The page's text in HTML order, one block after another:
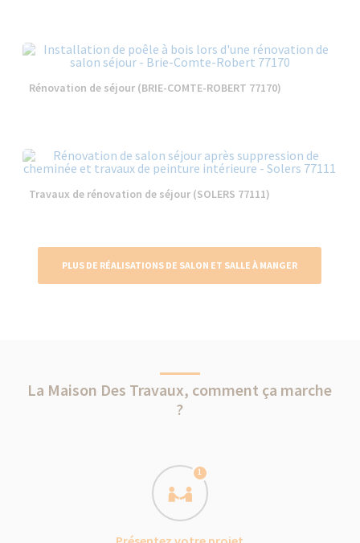
Rénovation de séjour (BRIE-COMTE-ROBERT 77170)
Travaux de rénovation de séjour (SOLERS 77111)
PLUS DE RÉALISATIONS DE SALON ET SALLE À MANGER
La Maison Des Travaux, comment ça marche
?
1